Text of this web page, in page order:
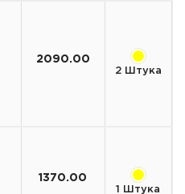
2090.00
2 Штука
1370.00
1 Штука